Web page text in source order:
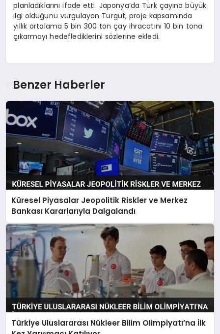
planladıklarını ifade etti. Japonya’da Türk çayına büyük
ilgi olduğunu vurgulayan Turgut, proje kapsamında
yıllık ortalama 5 bin 300 ton çay ihracatını 10 bin tona
çıkarmayı hedeflediklerini sözlerine ekledi.
Benzer Haberler
Küresel Piyasalar Jeopolitik Riskler ve Merkez
Bankası Kararlarıyla Dalgalandı
Türkiye Uluslararası Nükleer Bilim Olimpiyatı’na İlk